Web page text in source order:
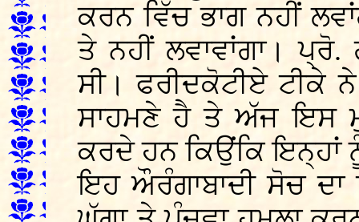
ਕਰਨ ਵਿੱਚ ਭਾਗ ਨਹੀਂ
ਤੇ ਨਹੀਂ ਲਵਾਵਾਂਗਾ।
ਸੀ। ਫਰੀਦਕੋਟੀਏ
ਸਾਹਮਣੇ ਹੈ ਤੇ ਅੱਜ ਇਸ
ਕਰਦੇ ਹਨ ਕਿਉਂਕਿ ਇਨ੍ਹਾਂ
ਇਹ ਔਰੰਗਾਬਾਦੀ ਸੋਚ